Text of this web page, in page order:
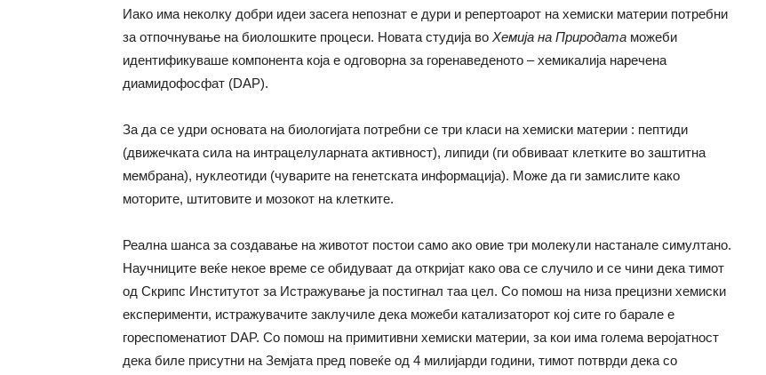
Иако има неколку добри идеи засега непознат е дури и репертоарот на хемиски материи потребни
за отпочнување на биолошките процеси. Новата студија во Хемија на Природата можеби
идентификуваше компонента која е одговорна за горенаведеното – хемикалија наречена
диамидофосфат (DAP).
За да се удри основата на биологијата потребни се три класи на хемиски материи : пептиди
(движечката сила на интрацелуларната активност), липиди (ги обвиваат клетките во заштитна
мембрана), нуклеотиди (чуварите на генетската информација). Може да ги замислите како
моторите, штитовите и мозокот на клетките.
Реална шанса за создавање на животот постои само ако овие три молекули настанале симултано.
Научниците веќе некое време се обидуваат да откријат како ова се случило и се чини дека тимот
од Скрипс Институтот за Истражување ја постигнал таа цел. Со помош на низа прецизни хемиски
експерименти, истражувачите заклучиле дека можеби катализаторот кој сите го барале е
гореспоменатиот DAP. Со помош на примитивни хемиски материи, за кои има голема веројатност
дека биле присутни на Земјата пред повеќе од 4 милијарди години, тимот потврди дека со